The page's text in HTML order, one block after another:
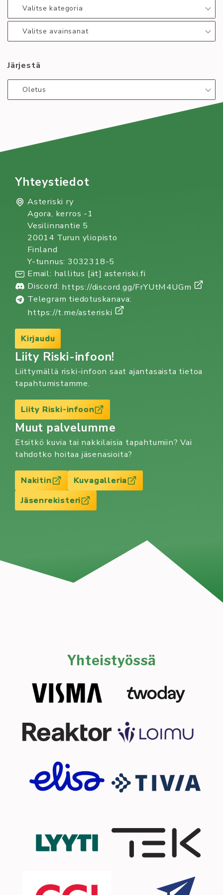
Valitse kategoria
Valitse avainsanat
Järjestä
Oletus
Yhteystiedot
Asteriski ry
Agora, kerros -1
Vesilinnantie 5
20014 Turun yliopisto
Finland
Y-tunnus: 3032318-5
Email: hallitus [ät] asteriski.fi
Discord: https://discord.gg/FrYUtM4UGm
Telegram tiedotuskanava:
https://t.me/asteriski
Kirjaudu
Liity Riski-infoon!
Liittymällä riski-infoon saat ajantasaista tietoa
tapahtumistamme.
Liity Riski-infoon
Muut palvelumme
Etsitkö kuvia tai nakkilaisia tapahtumiin? Vai
tahdotko hoitaa jäsenasioita?
Nakitin
Kuvagalleria
Jäsenrekisteri
Yhteistyössä